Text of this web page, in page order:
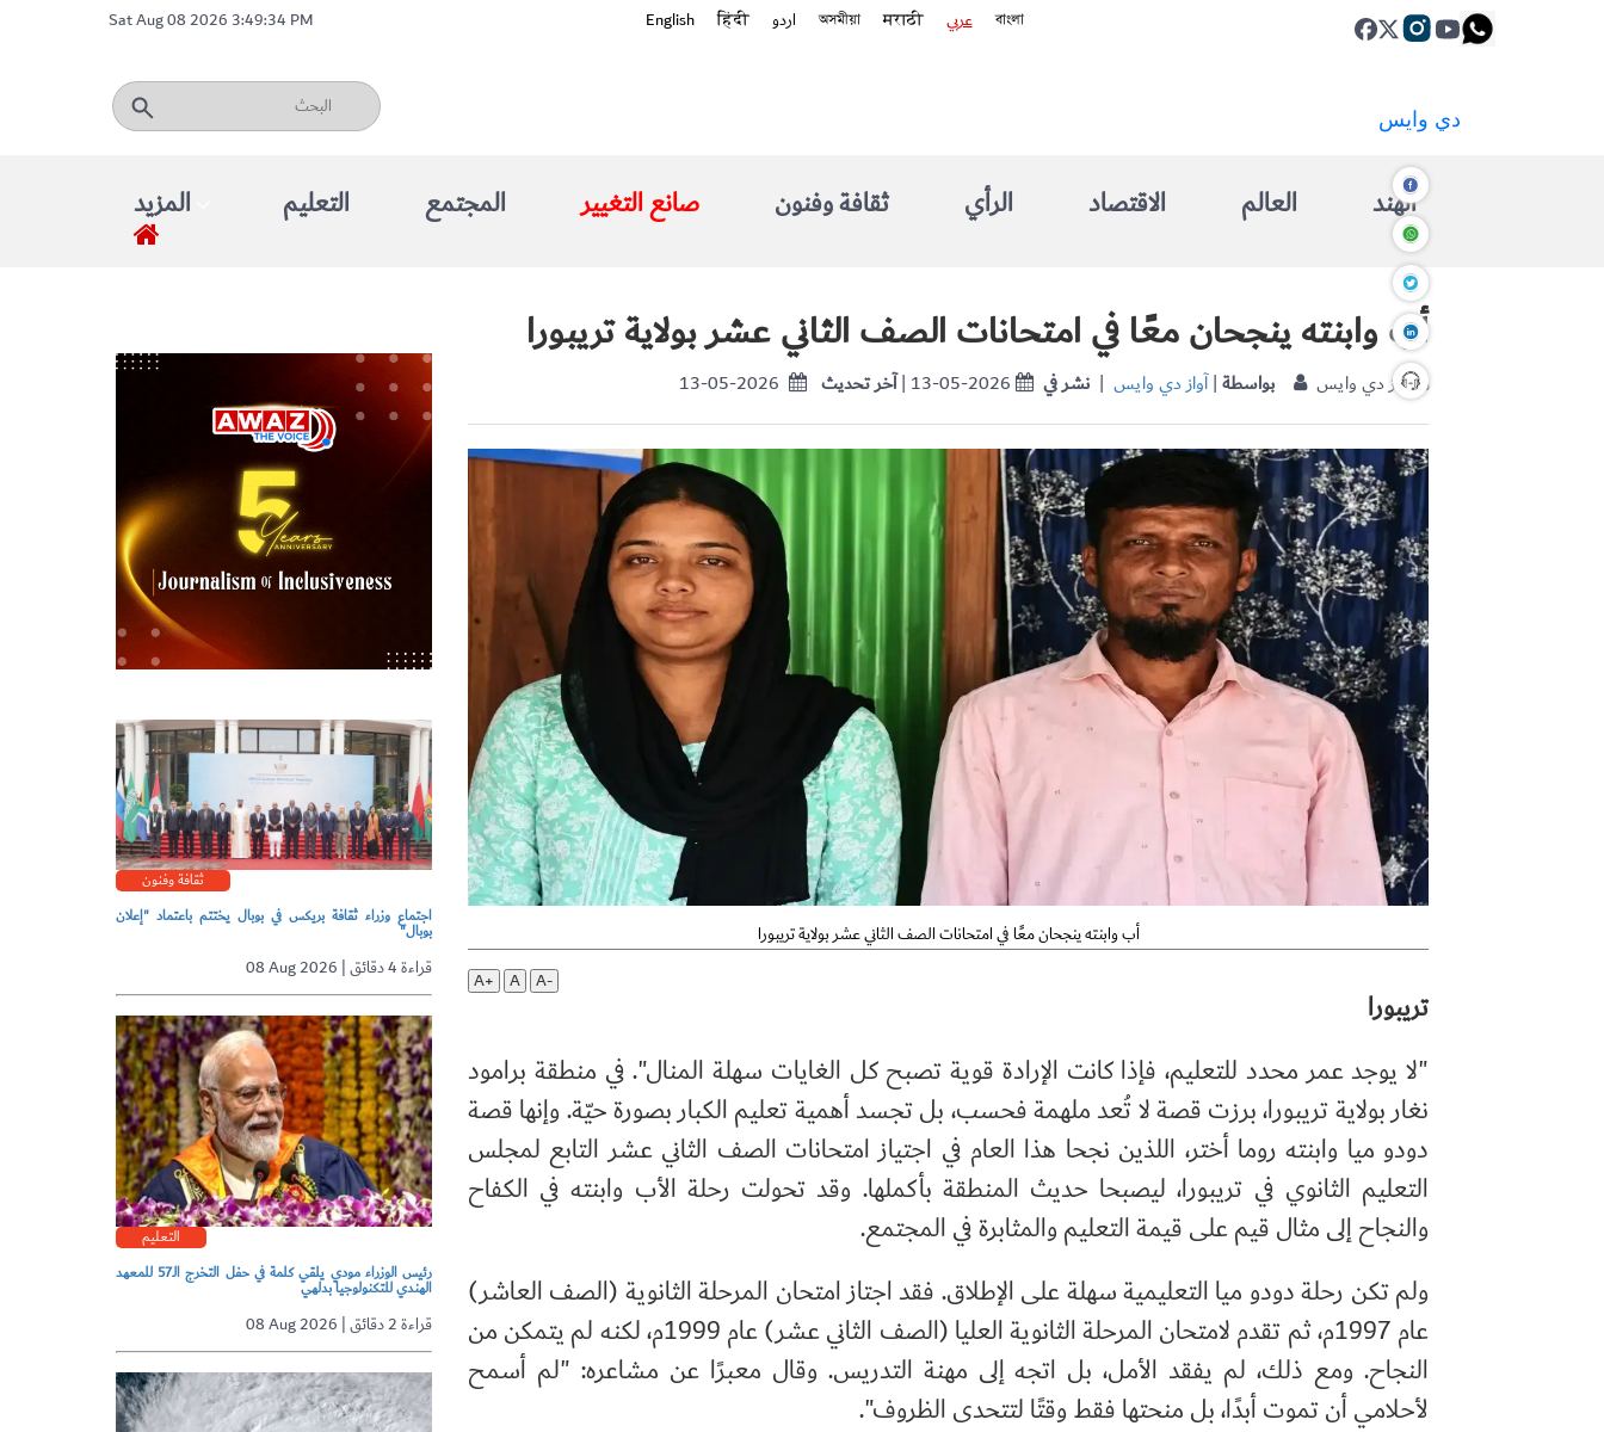
Sat Aug 08 2026 3:49:34 PM English हिंदी اردو অসমীয়া मराठी عربي বাংলা
المزيد التعليم المجتمع صانع التغيير ثقافة وفنون الرأي الاقتصاد العالم الهند
ثقافة وفنون
اجتماع وزراء ثقافة بريكس في بوبال يختتم باعتماد "إعلان
بوبال"
08 Aug 2026 | قراءة 4 دقائق
التعليم
رئيس الوزراء مودي يلقي كلمة في حفل التخرج الـ57 للمعهد
الهندي للتكنولوجيا بدلهي
08 Aug 2026 | قراءة 2 دقائق
أب وابنته ينجحان معًا في امتحانات الصف الثاني عشر بولاية تريبورا
13-05-2026 آخر تحديث| 13-05-2026 نشر في | آواز دي وايس بواسطة|آواز دي وايس
أب وابنته ينجحان معًا في امتحانات الصف الثاني عشر بولاية تريبورا
A+
A A-
تريبورا
"لا يوجد عمر محدد للتعليم، فإذا كانت الإرادة قوية تصبح كل الغايات سهلة المنال". في منطقة برامود
نغار بولاية تريبورا، برزت قصة لا تُعد ملهمة فحسب، بل تجسد أهمية تعليم الكبار بصورة حيّة. وإنها قصة
دودو ميا وابنته روما أختر، اللذين نجحا هذا العام في اجتياز امتحانات الصف الثاني عشر التابع لمجلس
التعليم الثانوي في تريبورا، ليصبحا حديث المنطقة بأكملها. وقد تحولت رحلة الأب وابنته في الكفاح
والنجاح إلى مثال قيم على قيمة التعليم والمثابرة في المجتمع.
ولم تكن رحلة دودو ميا التعليمية سهلة على الإطلاق. فقد اجتاز امتحان المرحلة الثانوية (الصف العاشر)
عام 1997م، ثم تقدم لامتحان المرحلة الثانوية العليا (الصف الثاني عشر) عام 1999م، لكنه لم يتمكن من
النجاح. ومع ذلك، لم يفقد الأمل، بل اتجه إلى مهنة التدريس. وقال معبرًا عن مشاعره: "لم أسمح
لأحلامي أن تموت أبدًا، بل منحتها فقط وقتًا لتتحدى الظروف".